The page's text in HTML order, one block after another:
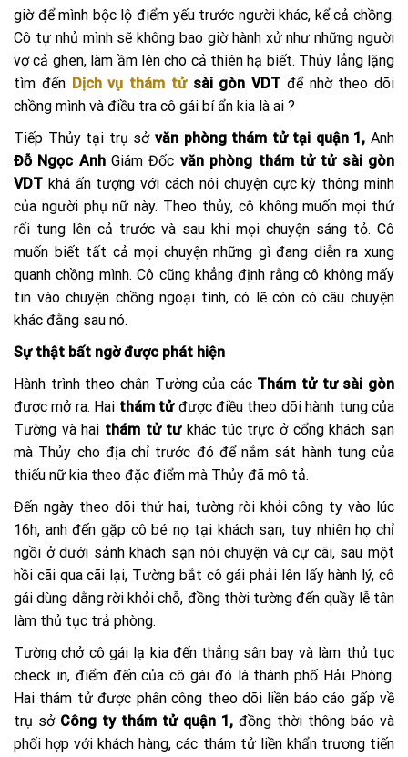
giờ để mình bộc lộ điểm yếu trước người khác, kể cả chồng.
Cô tự nhủ mình sẽ không bao giờ hành xử như những người
vợ cả ghen, làm ầm lên cho cả thiên hạ biết. Thủy lẳng lặng
tìm đến Dịch vụ thám tửsài gòn VDT để nhờ theo dõi
chồng mình và điều tra cô gái bí ẩn kia là ai ?
Tiếp Thủy tại trụ sở văn phòng thám tử tại quận 1,Anh
Đỗ Ngọc AnhGiám Đốc văn phòng thám tử tử sài gòn
VDT khá ấn tượng với cách nói chuyện cực kỳ thông minh
của người phụ nữ này. Theo thủy, cô không muốn mọi thứ
rối tung lên cả trước và sau khi mọi chuyện sáng tỏ. Cô
muốn biết tất cả mọi chuyện những gì đang diễn ra xung
quanh chồng mình. Cô cũng khẳng định rằng cô không mấy
tin vào chuyện chồng ngoại tình, có lẽ còn có câu chuyện
khác đằng sau nó.
Sự thật bất ngờ được phát hiện
Hành trình theo chân Tường của các Thám tử tư sài gòn
được mở ra. Hai thám tửđược điều theo dõi hành tung của
Tường và hai thám tử tưkhác túc trực ở cổng khách sạn
mà Thủy cho địa chỉ trước đó để nắm sát hành tung của
thiếu nữ kia theo đặc điểm mà Thủy đã mô tả.
Đến ngày theo dõi thứ hai, tường ròi khỏi công ty vào lúc
16h, anh đến gặp cô bé nọ tại khách sạn, tuy nhiên họ chỉ
ngồi ở dưới sảnh khách sạn nói chuyện và cự cãi, sau một
hồi cãi qua cãi lại, Tường bắt cô gái phải lên lấy hành lý, cô
gái dùng dằng rời khỏi chỗ, đồng thời tường đến quầy lễ tân
làm thủ tục trả phòng.
Tường chở cô gái lạ kia đến thẳng sân bay và làm thủ tục
check in, điểm đến của cô gái đó là thành phố Hải Phòng.
Hai thám tử được phân công theo dõi liền báo cáo gấp về
trụ sở Công ty thám tử quận 1, đồng thời thông báo và
phối hợp với khách hàng, các thám tử liền khẩn trương tiến